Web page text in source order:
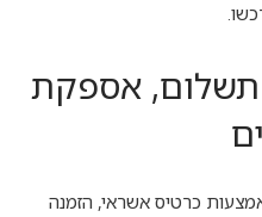
תשלום, אספקת
כרטיס אשראי, הזמנה